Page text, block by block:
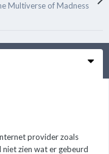
Multiverse of Madness
provider zoals
zien wat er gebeurd